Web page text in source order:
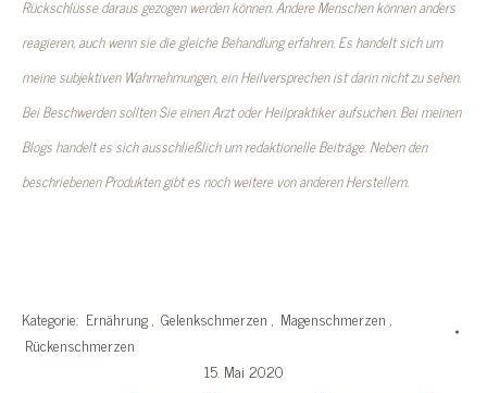
Rückschlüsse daraus gezogen werden können. Andere Menschen können anders
reagieren, auch wenn sie die gleiche Behandlung erfahren. Es handelt sich um
meine subjektiven Wahrnehmungen, ein Heilversprechen ist darin nicht zu sehen.
Bei Beschwerden sollten Sie einen Arzt oder Heilpraktiker aufsuchen. Bei meinen
Blogs handelt es sich ausschließlich um redaktionelle Beiträge. Neben den
beschriebenen Produkten gibt es noch weitere von anderen Herstellern.
Kategorie: Ernährung, Gelenkschmerzen , Magenschmerzen ,
Rückenschmerzen
15. Mai 2020